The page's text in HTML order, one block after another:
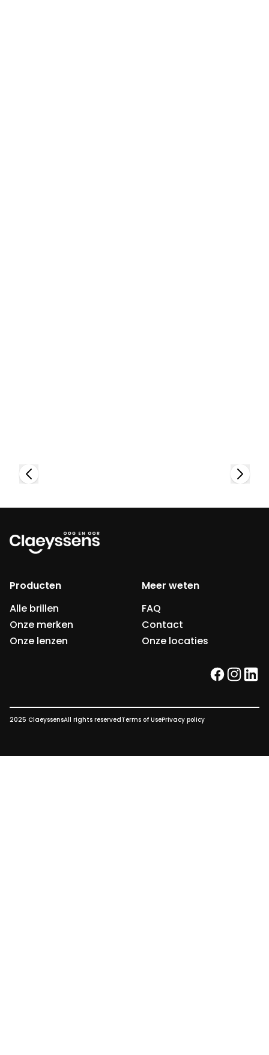
Producten
Alle brillen
Onze merken
Onze lenzen
Meer weten
FAQ
Contact
Onze locaties
facebook
2025 ClaeyssensAll rights reservedTerms of UsePrivacy policy